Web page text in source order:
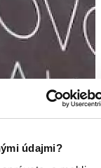
údajmi?